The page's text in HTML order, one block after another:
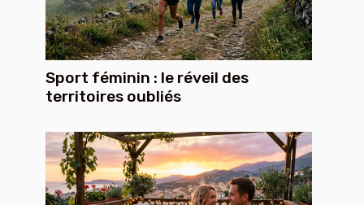
Sport féminin : le réveil des
territoires oubliés